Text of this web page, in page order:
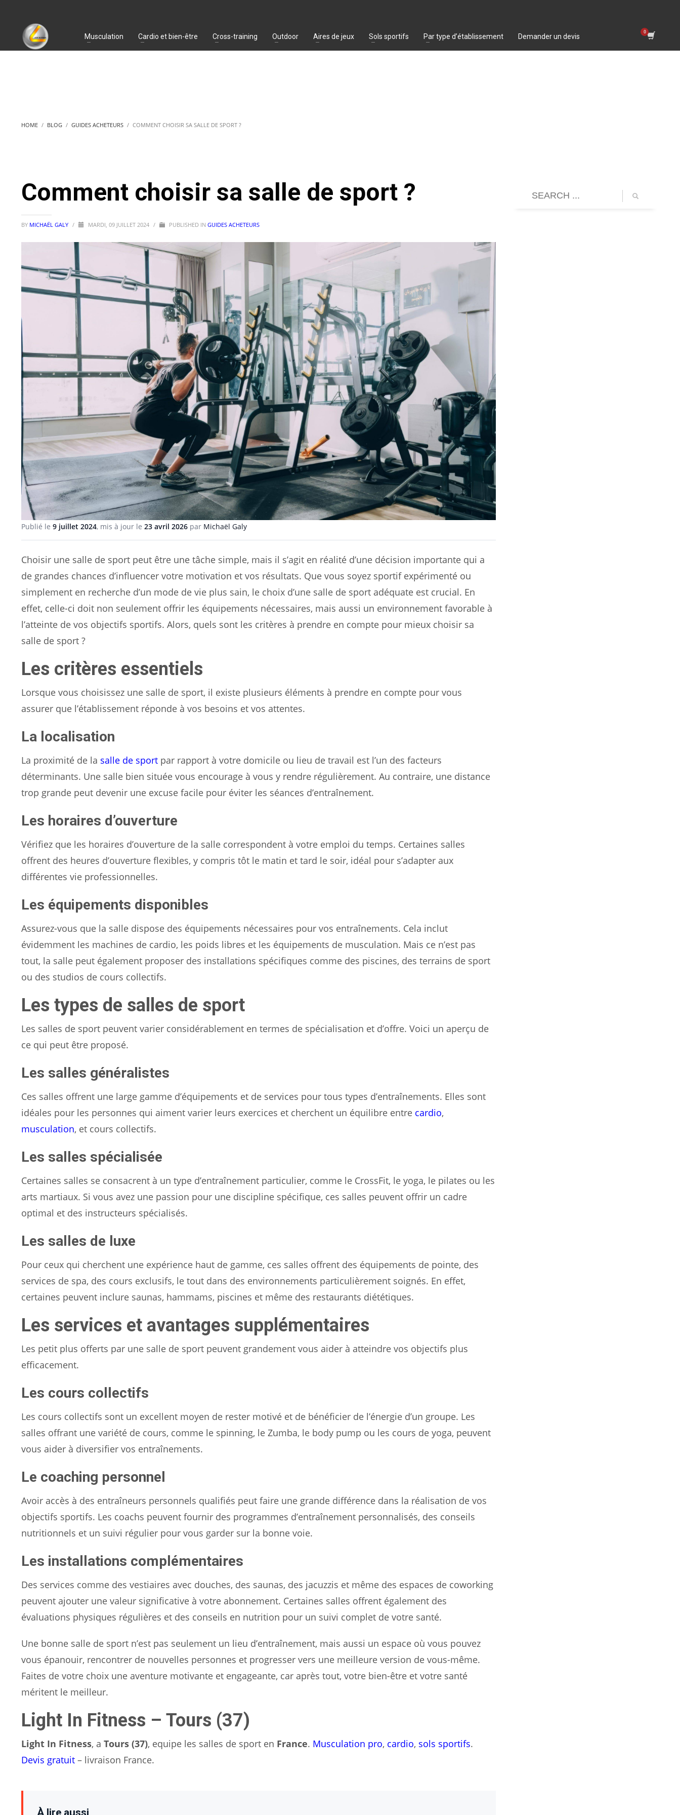
Musculation Cardio et bien-être Cross-training Outdoor Aires de jeux Sols sportifs Par type d’établissement Demander un devis
HOME BLOG GUIDES ACHETEURS COMMENT CHOISIR SA SALLE DE SPORT ?
Comment choisir sa salle de sport ?
BY MICHAËL GALY / MARDI, 09 JUILLET 2024 / PUBLISHED IN GUIDES ACHETEURS
Publié le 9 juillet 2024, mis à jour le 23 avril 2026 par Michaël Galy
Choisir une salle de sport peut être une tâche simple, mais il s’agit en réalité d’une décision importante qui a
de grandes chances d’influencer votre motivation et vos résultats. Que vous soyez sportif expérimenté ou
simplement en recherche d’un mode de vie plus sain, le choix d’une salle de sport adéquate est crucial. En
effet, celle-ci doit non seulement offrir les équipements nécessaires, mais aussi un environnement favorable à
l’atteinte de vos objectifs sportifs. Alors, quels sont les critères à prendre en compte pour mieux choisir sa
salle de sport ?
Les critères essentiels
Lorsque vous choisissez une salle de sport, il existe plusieurs éléments à prendre en compte pour vous
assurer que l’établissement réponde à vos besoins et vos attentes.
La localisation
La proximité de la salle de sport par rapport à votre domicile ou lieu de travail est l’un des facteurs
déterminants. Une salle bien située vous encourage à vous y rendre régulièrement. Au contraire, une distance
trop grande peut devenir une excuse facile pour éviter les séances d’entraînement.
Les horaires d’ouverture
Vérifiez que les horaires d’ouverture de la salle correspondent à votre emploi du temps. Certaines salles
offrent des heures d’ouverture flexibles, y compris tôt le matin et tard le soir, idéal pour s’adapter aux
différentes vie professionnelles.
Les équipements disponibles
Assurez-vous que la salle dispose des équipements nécessaires pour vos entraînements. Cela inclut
évidemment les machines de cardio, les poids libres et les équipements de musculation. Mais ce n’est pas
tout, la salle peut également proposer des installations spécifiques comme des piscines, des terrains de sport
ou des studios de cours collectifs.
Les types de salles de sport
Les salles de sport peuvent varier considérablement en termes de spécialisation et d’offre. Voici un aperçu de
ce qui peut être proposé.
Les salles généralistes
Ces salles offrent une large gamme d’équipements et de services pour tous types d’entraînements. Elles sont
idéales pour les personnes qui aiment varier leurs exercices et cherchent un équilibre entre cardio,
musculation, et cours collectifs.
Les salles spécialisée
Certaines salles se consacrent à un type d’entraînement particulier, comme le CrossFit, le yoga, le pilates ou les
arts martiaux. Si vous avez une passion pour une discipline spécifique, ces salles peuvent offrir un cadre
optimal et des instructeurs spécialisés.
Les salles de luxe
Pour ceux qui cherchent une expérience haut de gamme, ces salles offrent des équipements de pointe, des
services de spa, des cours exclusifs, le tout dans des environnements particulièrement soignés. En effet,
certaines peuvent inclure saunas, hammams, piscines et même des restaurants diététiques.
Les services et avantages supplémentaires
Les petit plus offerts par une salle de sport peuvent grandement vous aider à atteindre vos objectifs plus
efficacement.
Les cours collectifs
Les cours collectifs sont un excellent moyen de rester motivé et de bénéficier de l’énergie d’un groupe. Les
salles offrant une variété de cours, comme le spinning, le Zumba, le body pump ou les cours de yoga, peuvent
vous aider à diversifier vos entraînements.
Le coaching personnel
Avoir accès à des entraîneurs personnels qualifiés peut faire une grande différence dans la réalisation de vos
objectifs sportifs. Les coachs peuvent fournir des programmes d’entraînement personnalisés, des conseils
nutritionnels et un suivi régulier pour vous garder sur la bonne voie.
Les installations complémentaires
Des services comme des vestiaires avec douches, des saunas, des jacuzzis et même des espaces de coworking
peuvent ajouter une valeur significative à votre abonnement. Certaines salles offrent également des
évaluations physiques régulières et des conseils en nutrition pour un suivi complet de votre santé.
Une bonne salle de sport n’est pas seulement un lieu d’entraînement, mais aussi un espace où vous pouvez
vous épanouir, rencontrer de nouvelles personnes et progresser vers une meilleure version de vous-même.
Faites de votre choix une aventure motivante et engageante, car après tout, votre bien-être et votre santé
méritent le meilleur.
Light In Fitness – Tours (37)
Light In Fitness, a Tours (37), equipe les salles de sport en France. Musculation pro, cardio, sols sportifs.
Devis gratuit – livraison France.
À lire aussi